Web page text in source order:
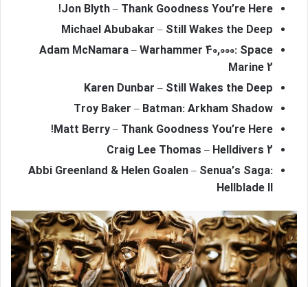
Jon Blyth – Thank Goodness You’re Here!
Michael Abubakar – Still Wakes the Deep
Adam McNamara – Warhammer 40,000: Space
Marine 2
Karen Dunbar – Still Wakes the Deep
Troy Baker – Batman: Arkham Shadow
Matt Berry – Thank Goodness You’re Here!
Craig Lee Thomas – Helldivers 2
Abbi Greenland & Helen Goalen – Senua’s Saga:
Hellblade II